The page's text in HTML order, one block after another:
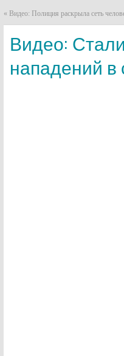
« Видео: Полиция раскрыла сеть
Видео:
нападений